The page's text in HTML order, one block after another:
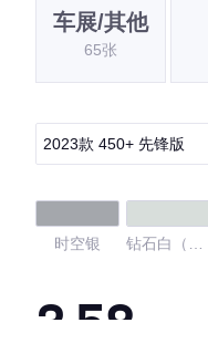
车展/其他
65张
2023款 450+ 先锋版
时空银
钻石白（亮
3.58